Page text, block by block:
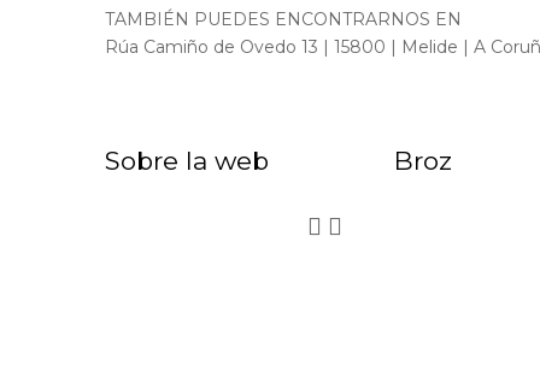
TAMBIÉN PUEDES ENCONTRARNOS EN
Rúa Camiño de Ovedo 13 | 15800 | Melide | A
Sobre la web
 
Broz